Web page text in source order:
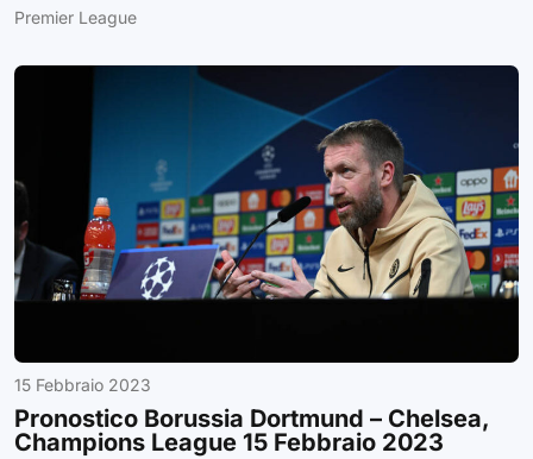
Premier League
15 Febbraio 2023
Pronostico Borussia Dortmund – Chelsea,
Champions League 15 Febbraio 2023